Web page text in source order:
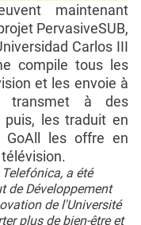
maintenant
PervasiveSUB,
Carlos III
compile tous les
et les envoie à
transmet à des
les traduit en
GoAll les offre en
a été
de Développement
de l'Université
plus de bien-être et